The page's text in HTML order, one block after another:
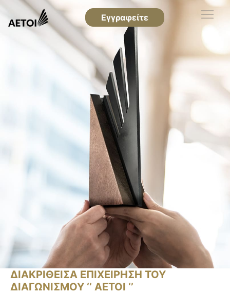
Εγγραφείτε
ΔΙΑΚΡΙΘΕΙΣΑ ΕΠΙΧΕΙΡΗΣΗ ΤΟΥ
ΔΙΑΓΩΝΙΣΜΟΥ ‘’ ΑΕΤΟΙ ‘’